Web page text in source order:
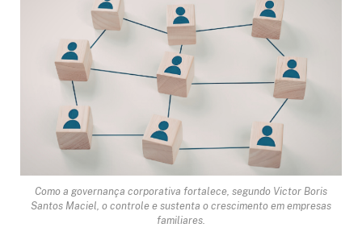
Como a governança corporativa fortalece, segundo Victor Boris
Santos Maciel, o controle e sustenta o crescimento em empresas
familiares.